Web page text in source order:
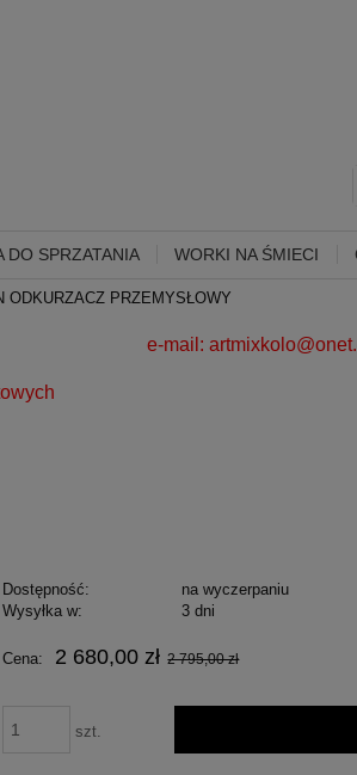
DO SPRZATANIA WORKI NA ŚMIECI
ODKURZACZ PRZEMYSŁOWY
147 e-mail:
Dostępność:
na wyczerpaniu
Wysyłka w:
3 dni
Cena: 2 680,00 zł 2 795,00 zł
szt.